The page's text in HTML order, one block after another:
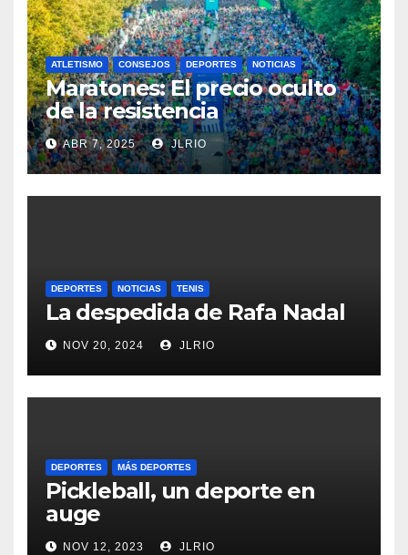
ATLETISMO CONSEJOS DEPORTES NOTICIAS
Maratones: El precio oculto
de la resistencia
ABR 7, 2025 JLRIO
DEPORTES NOTICIAS TENIS
La despedida de Rafa Nadal
NOV 20, 2024 JLRIO
DEPORTES MÁS DEPORTES
Pickleball, un deporte en
auge
NOV 12, 2023 JLRIO